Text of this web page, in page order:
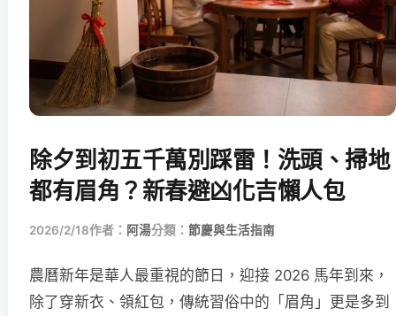
除夕到初五千萬別踩雷！洗頭、掃地
都有眉角？新春避凶化吉懶人包
2026/2/18作者： 阿湯分類： 節慶與生活指南
農曆新年是華人最重視的節日，迎接 2026 馬年到來，
除了穿新衣、領紅包，傳統習俗中的「眉角」更是多到